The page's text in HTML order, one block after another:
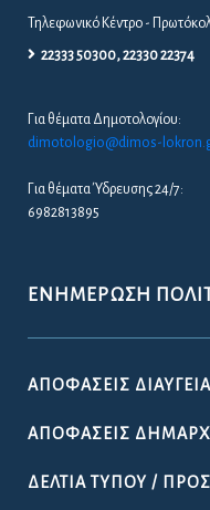
Τηλεφωνικό Κέντρο -
22333 50300, 22330 22374
Για θέματα Δημοτολογίου:
dimotologio@dimos-
Για θέματα Ύδρευσης 24/7:
6982813895
ΕΝΗΜΈΡΩΣΗ
ΑΠΟΦΆΣΕΙΣ ΔΙΑΎΓΕΙΑ
ΑΠΟΦΆΣΕΙΣ
ΔΕΛΤΊΑ ΤΎΠΟΥ /